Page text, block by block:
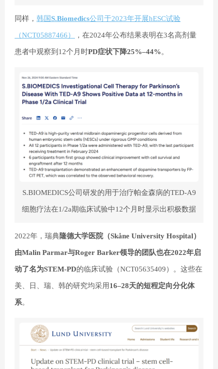
同样， 韩国S.Biomedics公司于2023年开展hESC试验
（NCT05887466） ，在2024年公布结果表明在3名高剂量
患者中观察到12个月时PD症状下降25%–44%。
S.BIOMEDICS公司研发的用于治疗帕金森病的TED-A9
细胞疗法在1/2a期临床试验中12个月时显示出积极数据
2022年，瑞典隆德大学医院（Skåne University Hospital）
由Malin Parmar与Roger Barker领导的团队也在2022年启
动了名为STEM-PD的临床试验（NCT05635409）。这些在
美、日、瑞、韩的研究均采用16–28天的短程定向分化体
系。